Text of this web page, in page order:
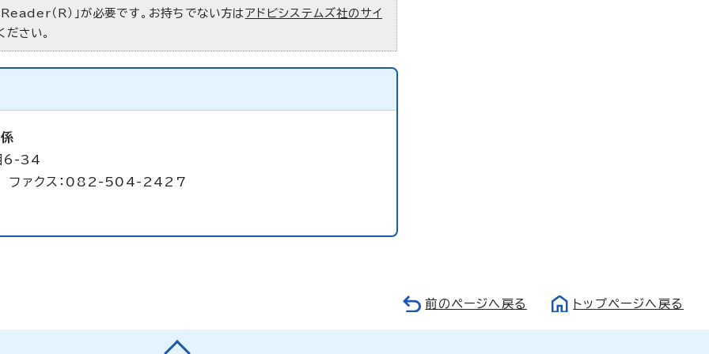
（R）」が必要です。お持ちでない方は アドビシステムズ社のサイ
ださい。
6-34
ファクス：082-504-2427
前のページへ戻る トップページへ戻る